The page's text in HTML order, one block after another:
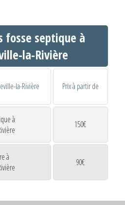
fosse septique à
la-Rivière
la-Rivière Prix à partir de
à
150€
à
90€